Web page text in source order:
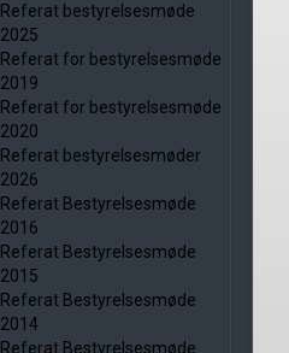
Referat bestyrelsesmøde
2025
Referat for bestyrelsesmøde
2019
Referat for bestyrelsesmøde
2020
Referat bestyrelsesmøder
2026
Referat Bestyrelsesmøde
2016
Referat Bestyrelsesmøde
2015
Referat Bestyrelsesmøde
2014
Referat Bestyrelsesmøde